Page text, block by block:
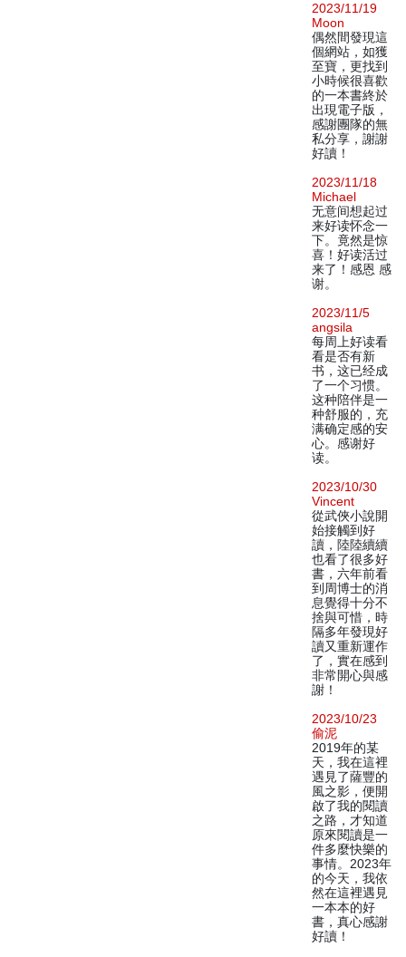
2023/11/19
Moon
偶然間發現這
個網站，如獲
至寶，更找到
小時候很喜歡
的一本書終於
出現電子版，
感謝團隊的無
私分享，謝謝
好讀！
2023/11/18
Michael
无意间想起过
来好读怀念一
下。竟然是惊
喜！好读活过
来了！感恩 感
谢。
2023/11/5
angsila
每周上好读看
看是否有新
书，这已经成
了一个习惯。
这种陪伴是一
种舒服的，充
满确定感的安
心。感谢好
读。
2023/10/30
Vincent
從武俠小說開
始接觸到好
讀，陸陸續續
也看了很多好
書，六年前看
到周博士的消
息覺得十分不
捨與可惜，時
隔多年發現好
讀又重新運作
了，實在感到
非常開心與感
謝！
2023/10/23
偷泥
2019年的某
天，我在這裡
遇見了薩豐的
風之影，便開
啟了我的閱讀
之路，才知道
原來閱讀是一
件多麼快樂的
事情。2023年
的今天，我依
然在這裡遇見
一本本的好
書，真心感謝
好讀！